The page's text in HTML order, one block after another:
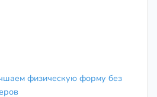
физическую форму без